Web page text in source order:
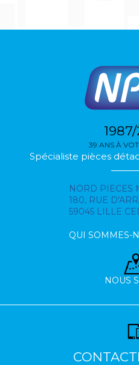
39 ANS À
Spécialiste pièces
NORD PIECES
180, RUE
59045 LILLE
QUI SOMMES-
NOUS